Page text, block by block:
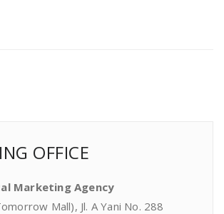
OFFICE
Marketing Agency
Mall), Jl. A Yani No. 288